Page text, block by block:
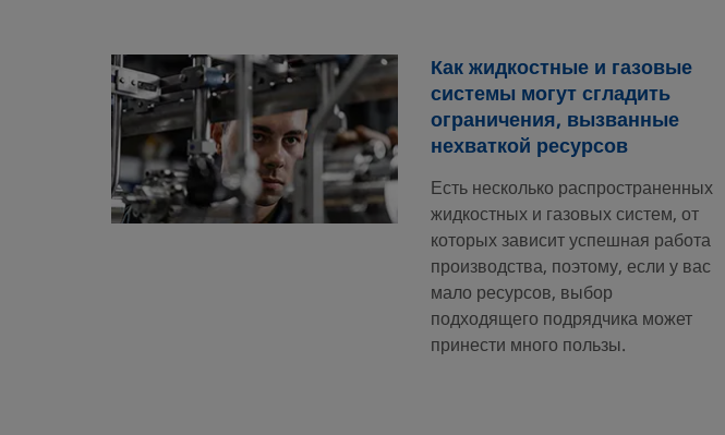
Как жидкостные и газовые
системы могут сгладить
ограничения, вызванные
нехваткой ресурсов
Есть несколько распространенных
жидкостных и газовых систем, от
которых зависит успешная работа
производства, поэтому, если у вас
мало ресурсов, выбор
подходящего подрядчика может
принести много пользы.